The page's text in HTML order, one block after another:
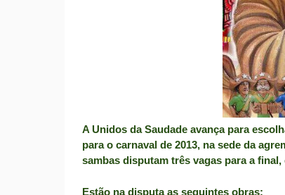
A Unidos da Saudade avança para
para o carnaval de 2013, na sede da
sambas disputam três vagas para a
Estão na disputa as seguintes obras: